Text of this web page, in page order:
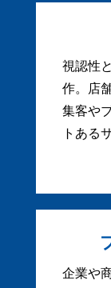
視認性
作。店
集客や
トある
企業や